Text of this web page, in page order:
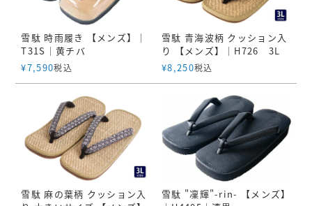
雪駄 時雨履き 【メンズ】｜
T31S｜黄チバ
¥7,590税込
雪駄 青海波柄 クッション入
り 【メンズ】｜H726 3L
¥8,250税込
雪駄 麻の葉柄 クッション入
雪駄 "凜輝"-rin- 【メンズ】